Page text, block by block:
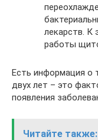
лекарств. К
работы
Есть информация о
двух лет – это
появления
Читайте также: